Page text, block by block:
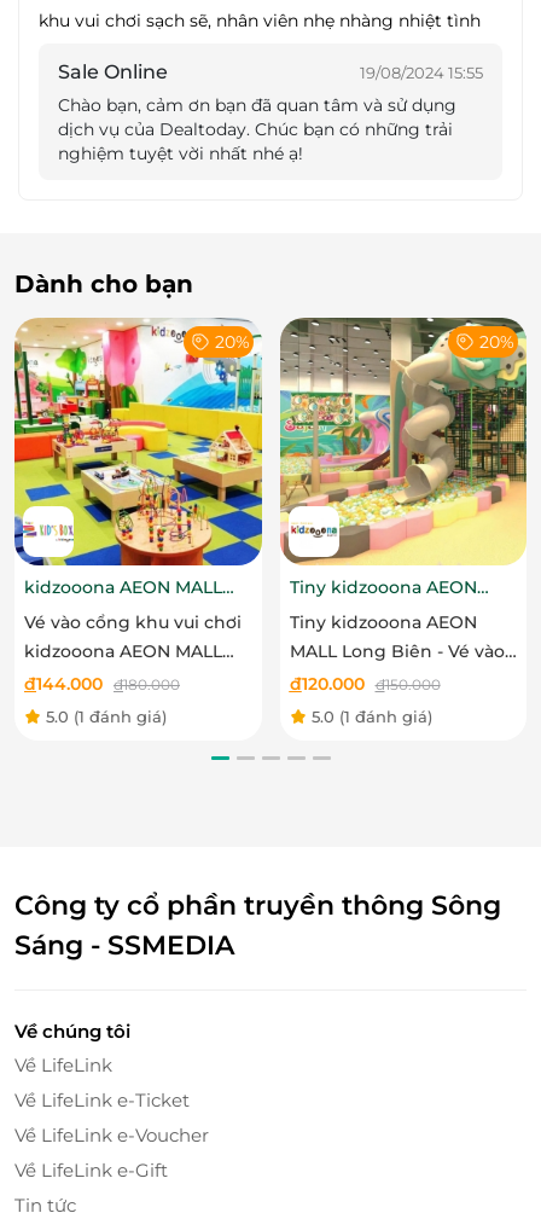
Thoả thích trải nghiệm nhiều hoạt động lành
mạnh
Đến với Fanpekka, trẻ em vừa có thể trải nghiệm
nhiều hoạt động vui chơi lành mạnh, vừa có thể hình
thành các kỹ năng cần thiết cho tương lai của trẻ.
phản biện, khả năng giao tiếp và biểu cảm...
Trẻ em vừa có thể trải nghiệm nhiều hoạt động vui chơi lành
mạnh, vừa có thể hình thành các kỹ năng tạiFanpekka
trúc như nhà banh, trò vượt chướng ngại vật, xếp
Khám phá con tàu khổng lồ
Đặc biệt tại Fanpekka, các thành viên trong gia đình
khu vui chơi sạch sẽ, nhân viên nhẹ nhàng nhiệt tình
Sale Online 19/08/2024 15:55
Chào bạn, cảm ơn bạn đã quan tâm và sử dụng
dịch vụ của Dealtoday. Chúc bạn có những trải
nghiệm tuyệt vời nhất nhé ạ!
Dành cho bạn
20%
kidzooona AEON MALL
Hải Phòng 3F
Vé vào cổng khu vui chơi
kidzooona AEON MALL
Hải Phòng 3F bao gồm Lễ
Tết
đ144.000 đ180.000
5.0 (1 đánh giá)
20%
Tiny kidzooona AEON
MALL Long Biên
Tiny kidzooona AEON
MALL Long Biên - Vé vào
cổng khu vui chơi bao
gồm Lễ Tết
đ120.000 đ150.000
5.0 (1 đánh giá)
Công ty cổ phần truyền thông Sông
Sáng - SSMEDIA
Về chúng tôi
Về LifeLink
Về LifeLink e-Ticket
Về LifeLink e-Voucher
Về LifeLink e-Gift
Tin tức